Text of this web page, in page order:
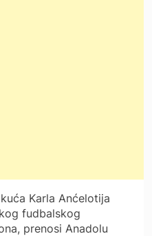
Karla Anćelotija
fudbalskog
prenosi Anadolu